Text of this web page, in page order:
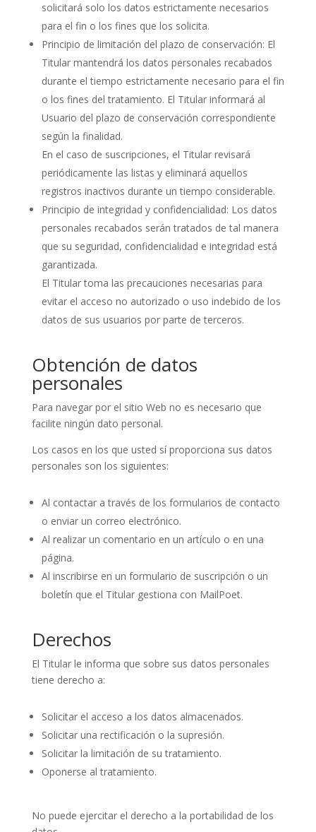
solicitará solo los datos estrictamente necesarios
para el fin o los fines que los solicita.
Principio de limitación del plazo de conservación: El
Titular mantendrá los datos personales recabados
durante el tiempo estrictamente necesario para el fin
o los fines del tratamiento. El Titular informará al
Usuario del plazo de conservación correspondiente
según la finalidad.
En el caso de suscripciones, el Titular revisará
periódicamente las listas y eliminará aquellos
registros inactivos durante un tiempo considerable.
Principio de integridad y confidencialidad: Los datos
personales recabados serán tratados de tal manera
que su seguridad, confidencialidad e integridad está
garantizada.
El Titular toma las precauciones necesarias para
evitar el acceso no autorizado o uso indebido de los
datos de sus usuarios por parte de terceros.
Obtención de datos
personales
Para navegar por el sitio Web no es necesario que
facilite ningún dato personal.
Los casos en los que usted sí proporciona sus datos
personales son los siguientes:
Al contactar a través de los formularios de contacto
o enviar un correo electrónico.
Al realizar un comentario en un artículo o en una
página.
Al inscribirse en un formulario de suscripción o un
boletín que el Titular gestiona con MailPoet.
Derechos
El Titular le informa que sobre sus datos personales
tiene derecho a:
Solicitar el acceso a los datos almacenados.
Solicitar una rectificación o la supresión.
Solicitar la limitación de su tratamiento.
Oponerse al tratamiento.
No puede ejercitar el derecho a la portabilidad de los